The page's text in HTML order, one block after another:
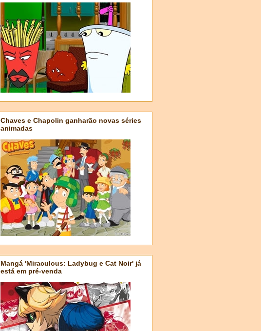
Chaves e Chapolin ganharão novas séries
animadas
Mangá 'Miraculous: Ladybug e Cat Noir' já
está em pré-venda